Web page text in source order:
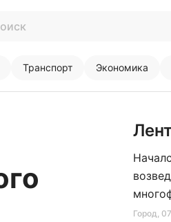
Транспорт Экономика
Город,